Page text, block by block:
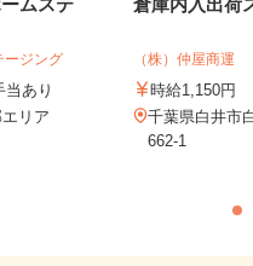
ージング
あり
エリア
（株）仲屋商運
時給1,150円
千葉県白井市
662-1